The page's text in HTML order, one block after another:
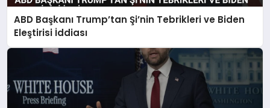
ABD Başkanı Trump’tan Şi’nin Tebrikleri ve Biden
Eleştirisi İddiası